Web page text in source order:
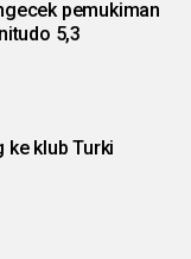
pemukiman
5,3
ke klub Turki